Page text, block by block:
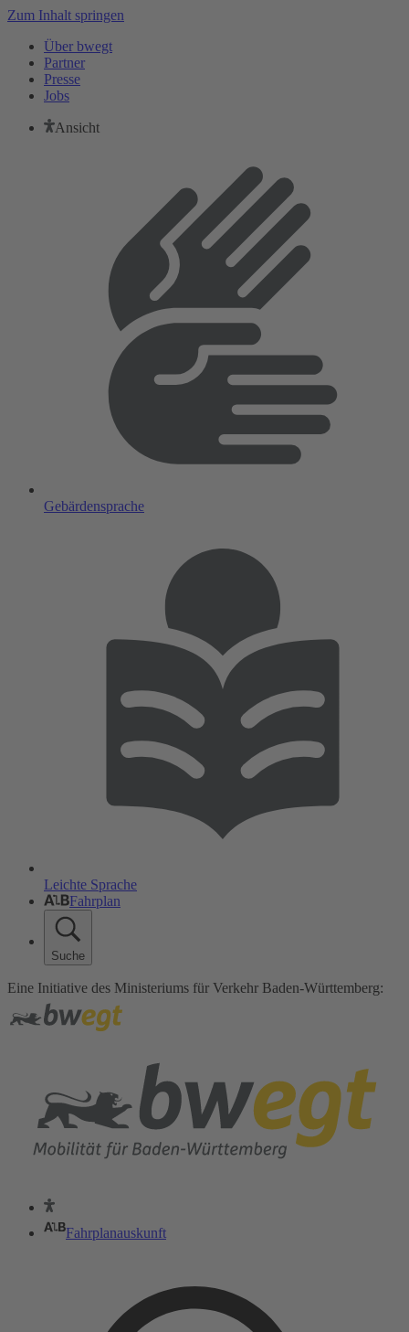
Zum Inhalt springen
Über bwegt
Partner
Presse
Jobs
Ansicht
Gebärdensprache
Leichte Sprache
Fahrplan
Suche
Eine Initiative des Ministeriums für Verkehr Baden-Württemberg:
Fahrplanauskunft